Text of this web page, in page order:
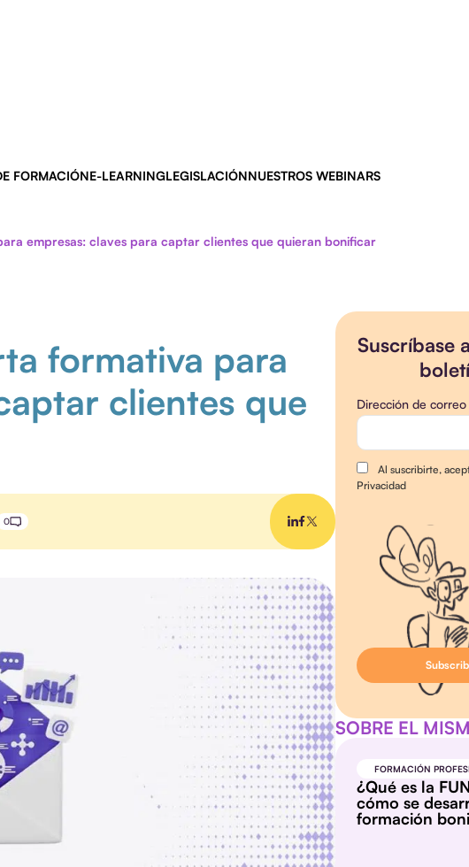
FORMACIÓNE-LEARNINGLEGISLACIÓNNUESTROS WEBINARS
empresas: claves para captar clientes que quieran bonificar
formativa para
clientes que
0
Suscríbase
Dirección de
Al suscribirte,
Privacidad
SOBRE EL
FORMACIÓN
¿Qué es la
cómo se
formación